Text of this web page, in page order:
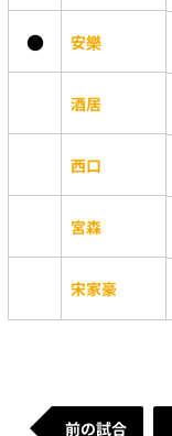
● 安樂
酒居
西口
宮森
宋家豪
前の試合